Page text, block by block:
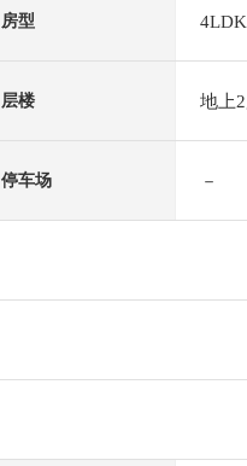
房型 4LDK
层楼 地上
停车场 －